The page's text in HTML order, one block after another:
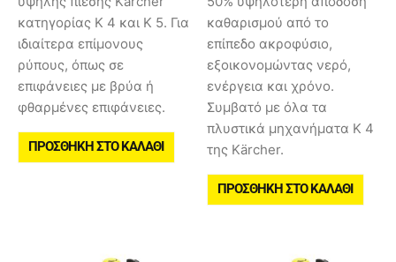
κατηγορίας K 4 και K 5. Για
ιδιαίτερα επίμονους
ρύπους, όπως σε
επιφάνειες με βρύα ή
φθαρμένες επιφάνειες.
ΠΡΟΣΘΉΚΗ ΣΤΟ ΚΑΛΆΘΙ
καθαρισμού από το
επίπεδο ακροφύσιο,
εξοικονομώντας νερό,
ενέργεια και χρόνο.
Συμβατό με όλα τα
πλυστικά μηχανήματα Κ 4
της Kärcher.
ΠΡΟΣΘΉΚΗ ΣΤΟ ΚΑΛΆΘΙ